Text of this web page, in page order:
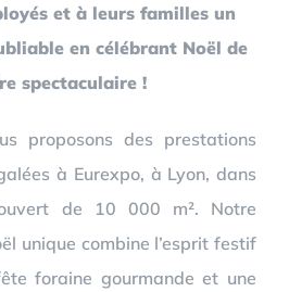
et à leurs familles un
en célébrant Noël de
spectaculaire !
proposons des prestations
à Eurexpo, à Lyon, dans
de 10 000 m². Notre
unique combine l’esprit festif
foraine gourmande et une